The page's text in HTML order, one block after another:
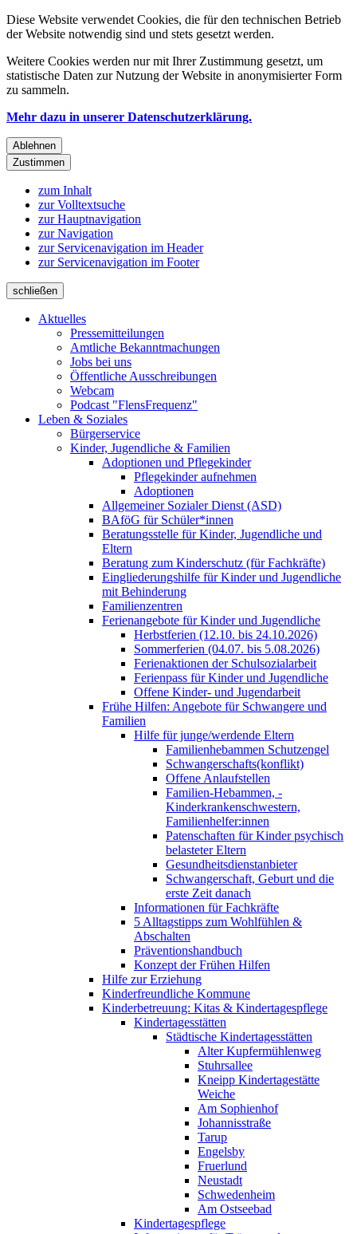
Diese Website verwendet Cookies, die für den technischen Betrieb
der Website notwendig sind und stets gesetzt werden.
Weitere Cookies werden nur mit Ihrer Zustimmung gesetzt, um
statistische Daten zur Nutzung der Website in anonymisierter Form
zu sammeln.
Mehr dazu in unserer Datenschutzerklärung.
Ablehnen
Zustimmen
zum Inhalt
zur Volltextsuche
zur Hauptnavigation
zur Navigation
zur Servicenavigation im Header
zur Servicenavigation im Footer
schließen
Aktuelles
Pressemitteilungen
Amtliche Bekanntmachungen
Jobs bei uns
Öffentliche Ausschreibungen
Webcam
Podcast "FlensFrequenz"
Leben & Soziales
Bürgerservice
Kinder, Jugendliche & Familien
Adoptionen und Pflegekinder
Pflegekinder aufnehmen
Adoptionen
Allgemeiner Sozialer Dienst (ASD)
BAföG für Schüler*innen
Beratungsstelle für Kinder, Jugendliche und
Eltern
Beratung zum Kinderschutz (für Fachkräfte)
Eingliederungshilfe für Kinder und Jugendliche
mit Behinderung
Familienzentren
Ferienangebote für Kinder und Jugendliche
Herbstferien (12.10. bis 24.10.2026)
Sommerferien (04.07. bis 5.08.2026)
Ferienaktionen der Schulsozialarbeit
Ferienpass für Kinder und Jugendliche
Offene Kinder- und Jugendarbeit
Frühe Hilfen: Angebote für Schwangere und
Familien
Hilfe für junge/werdende Eltern
Familienhebammen Schutzengel
Schwangerschafts(konflikt)
Offene Anlaufstellen
Familien-Hebammen, -
Kinderkrankenschwestern,
Familienhelfer:innen
Patenschaften für Kinder psychisch
belasteter Eltern
Gesundheitsdienstanbieter
Schwangerschaft, Geburt und die
erste Zeit danach
Informationen für Fachkräfte
5 Alltagstipps zum Wohlfühlen &
Abschalten
Präventionshandbuch
Konzept der Frühen Hilfen
Hilfe zur Erziehung
Kinderfreundliche Kommune
Kinderbetreuung: Kitas & Kindertagespflege
Kindertagesstätten
Städtische Kindertagesstätten
Alter Kupfermühlenweg
Stuhrsallee
Kneipp Kindertagestätte
Weiche
Am Sophienhof
Johannisstraße
Tarup
Engelsby
Fruerlund
Neustadt
Schwedenheim
Am Ostseebad
Kindertagespflege